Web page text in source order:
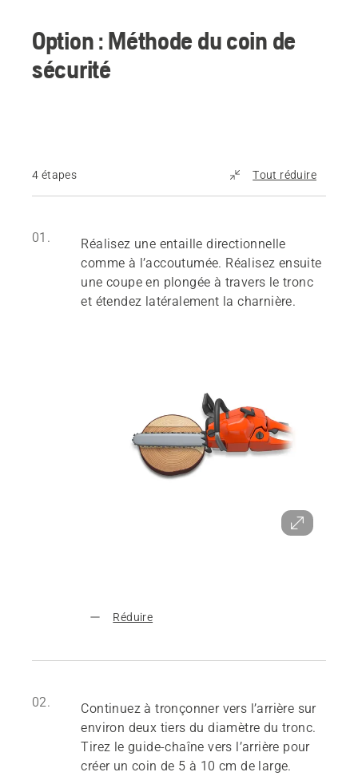
Option : Méthode du coin de
sécurité
4 étapes Tout réduire
01.
Réalisez une entaille directionnelle
comme à l’accoutumée. Réalisez ensuite
une coupe en plongée à travers le tronc
et étendez latéralement la charnière.
Réduire
02.
Continuez à tronçonner vers l’arrière sur
environ deux tiers du diamètre du tronc.
Tirez le guide-chaîne vers l’arrière pour
créer un coin de 5 à 10 cm de large.